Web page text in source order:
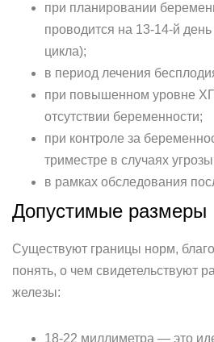
при планировании
проводится на 13-14-й
цикла);
в период лечения
при повышенном уровне
отсутствии беременности;
при контроле за
триместре в случаях
в рамках обследования
Допустимые размеры
Существуют границы норм,
понять, о чем свидетельствуют
железы:
18-22 миллиметра — это